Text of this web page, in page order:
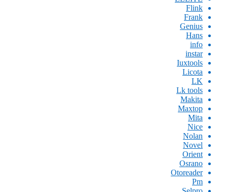
Flink
Frank
Genius
Hans
info
instar
Iuxtools
Licota
LK
Lk tools
Makita
Maxtop
Mita
Nice
Nolan
Novel
Orient
Osrano
Otoreader
Pm